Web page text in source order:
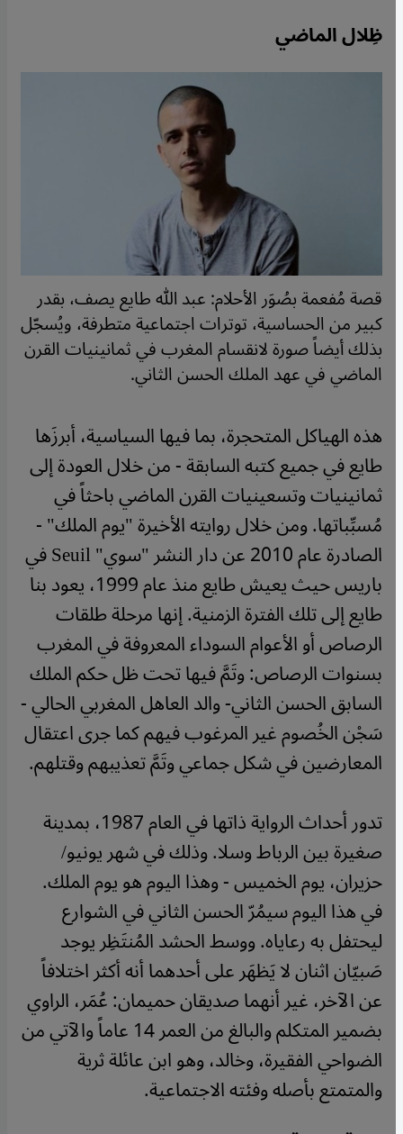
ظِلال الماضي
قصة مُفعمة بصُوَر الأحلام: عبد الله طايع يصف، بقدر
كبير من الحساسية، توترات اجتماعية متطرفة، ويُسجّل
بذلك أيضاً صورة لانقسام المغرب في ثمانينيات القرن
الماضي في عهد الملك الحسن الثاني.
​​هذه الهياكل المتحجرة، بما فيها السياسية، أبرزَها
طايع في جميع كتبه السابقة - من خلال العودة إلى
ثمانينيات وتسعينيات القرن الماضي باحثاً في
مُسبِّباتها. ومن خلال روايته الأخيرة "يوم الملك" -
الصادرة عام 2010 عن دار النشر "سوي" Seuil في
باريس حيث يعيش طايع منذ عام 1999، يعود بنا
طايع إلى تلك الفترة الزمنية. إنها مرحلة طلقات
الرصاص أو الأعوام السوداء المعروفة في المغرب
بسنوات الرصاص: وتَمَّ فيها تحت ظل حكم الملك
السابق الحسن الثاني- والد العاهل المغربي الحالي -
سَجْن الخُصوم غير المرغوب فيهم كما جرى اعتقال
المعارضين في شكل جماعي وتَمَّ تعذيبهم وقتلهم.
تدور أحداث الرواية ذاتها في العام 1987، بمدينة
صغيرة بين الرباط وسلا. وذلك في شهر يونيو/
حزيران، يوم الخميس - وهذا اليوم هو يوم الملك.
في هذا اليوم سيمُرّ الحسن الثاني في الشوارع
ليحتفل به رعاياه. ووسط الحشد المُنتَظِر يوجد
صَبيّان اثنان لا يَظهَر على أحدهما أنه أكثر اختلافاً
عن الآخر، غير أنهما صديقان حميمان: عُمَر، الراوي
بضمير المتكلم والبالغ من العمر 14 عاماً والآتي من
الضواحي الفقيرة، وخالد، وهو ابن عائلة ثرية
والمتمتع بأصله وفئته الاجتماعية.